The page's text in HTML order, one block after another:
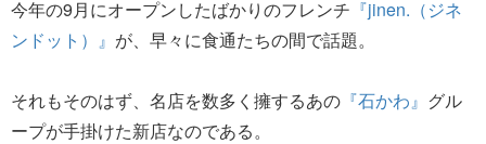
今年の9月にオープンしたばかりのフレンチ 『jinen.（ジネ
ンドット）』 が、早々に食通たちの間で話題。
それもそのはず、名店を数多く擁するあの 『石かわ』 グル
ープが手掛けた新店なのである。